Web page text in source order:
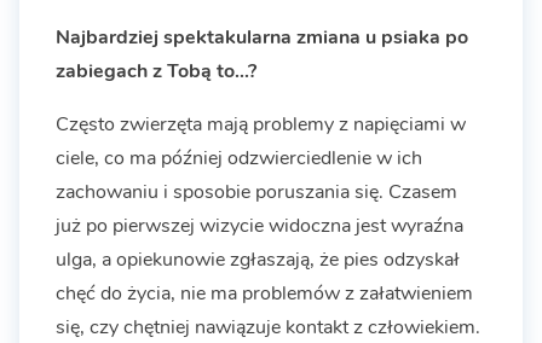
Najbardziej spektakularna zmiana u psiaka po
zabiegach z Tobą to...?
Często zwierzęta mają problemy z napięciami w
ciele, co ma później odzwierciedlenie w ich
zachowaniu i sposobie poruszania się. Czasem
już po pierwszej wizycie widoczna jest wyraźna
ulga, a opiekunowie zgłaszają, że pies odzyskał
chęć do życia, nie ma problemów z załatwieniem
się, czy chętniej nawiązuje kontakt z człowiekiem.